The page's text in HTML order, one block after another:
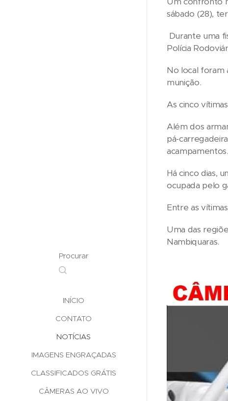
Procurar
INÍCIO
CONTATO
NOTÍCIAS
IMAGENS ENGRAÇADAS
CLASSIFICADOS GRÁTIS
CÂMERAS AO VIVO
sábado (28),
Durante uma
Polícia
No local foram
munição.
As cinco
Além dos
pá-
acampamentos.
Há cinco dias,
ocupada pelo
Entre as
Uma das
Nambiquaras.